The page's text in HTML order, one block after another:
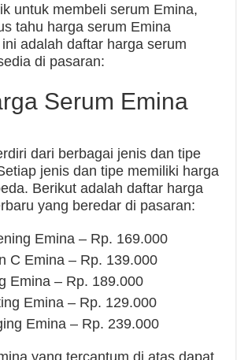
untuk membeli serum Emina,
tahu harga serum Emina
adalah daftar harga serum
di pasaran:
Serum Emina
dari berbagai jenis dan tipe
jenis dan tipe memiliki harga
Berikut adalah daftar harga
yang beredar di pasaran:
Emina – Rp. 169.000
C Emina – Rp. 139.000
Emina – Rp. 189.000
Emina – Rp. 129.000
Emina – Rp. 239.000
yang tercantum di atas dapat